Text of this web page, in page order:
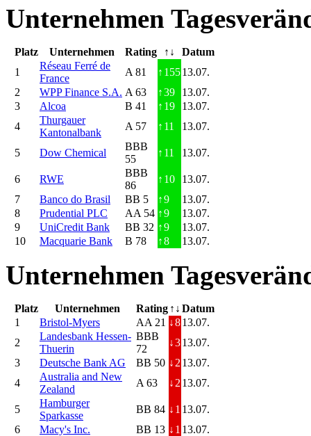
Unternehmen
Platz Unternehmen Rating ↑↓
Datum
1
Réseau Ferré de
France
A 81 ↑ 15513.07.
2
WPP Finance S.A. A 63 ↑39
13.07.
3
Alcoa B 41 ↑ 19
13.07.
4
Thurgauer
Kantonalbank
A 57 ↑ 11 13.07.
5 Dow Chemical
BBB
55
↑ 11 13.07.
6 RWE
BBB
86
↑ 10
13.07.
7
Banco do Brasil BB 5 ↑9
13.07.
8
Prudential PLC AA 54 ↑9
13.07.
9
UniCredit Bank BB 32 ↑9
13.07.
10
Macquarie Bank B 78 ↑8 13.07.
Unternehmen
Platz Unternehmen Rating ↑↓ Datum
1
Bristol-Myers AA 21 ↓813.07.
2
Landesbank Hessen-
Thuerin
BBB
72
↓313.07.
3
Deutsche Bank AG BB 50 ↓ 2 13.07.
4
Australia and New
Zealand
A 63 ↓ 2 13.07.
5
Hamburger
Sparkasse
BB 84 ↓ 1 13.07.
6
Macy's Inc. BB 13 ↓ 1 13.07.